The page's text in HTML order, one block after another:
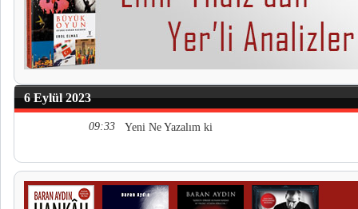
6 Eylül 2023
09:33 Yeni Ne Yazalım ki